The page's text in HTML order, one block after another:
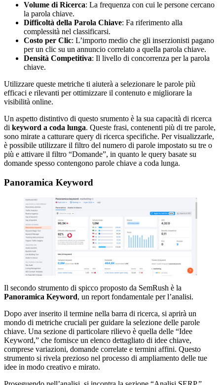
Volume di Ricerca: La frequenza con cui le persone cercano
la parola chiave.
Difficoltà della Parola Chiave: Fa riferimento alla
complessità nel classificarsi.
Costo per Clic: L’importo medio che gli inserzionisti pagano
per un clic su un annuncio correlato a quella parola chiave.
Densità Competitiva: Il livello di concorrenza per la parola
chiave.
Utilizzare queste metriche ti aiuterà a selezionare le parole più
efficaci e rilevanti per ottimizzare il contenuto e migliorare la
visibilità online.
Un aspetto distintivo di questo srumento è la sua capacità di ricerca
di keyword a coda lunga. Queste frasi, contenenti più di tre parole,
sono mirate a catturare query di ricerca specifiche. Per visualizzarle,
è possibile utilizzare il filtro del numero di parole impostato su tre o
più e attivare il filtro “Domande”, in quanto le query basate su
domande spesso contengono parole chiave a coda lunga.
Panoramica Keyword
Il secondo strumento di spicco proposto da SemRush è la
Panoramica Keyword, un report fondamentale per l’analisi.
Dopo aver inserito il termine nella barra di ricerca, si aprirà un
mondo di metriche cruciali per guidare la selezione delle parole
chiave. Una sezione di particolare rilievo è quella delle “Idee
Keyword,” che fornisce un elenco dettagliato di idee chiave,
comprese variazioni, domande correlate e termini affini. Questo
strumento si rivela prezioso nel processo di ampliamento delle tue
idee in modo creativo e mirato.